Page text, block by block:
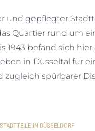
und gepflegter
Quartier rund um
befand sich
in Düsseltal für
spürbarer
STADTTEILE IN DÜSSELDORF